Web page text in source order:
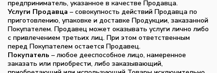
предприниматель, указанное в качестве Продавца.
Услуги Продавца – совокупность действий Продавца по
приготовлению, упаковке и доставке Продукции, заказанной
Покупателем. Продавец может оказывать услуги лично либо
с привлечением третьих лиц. При этом ответственным
перед Покупателем остается Продавец.
Покупатель – любое дееспособное лицо, намеренное
заказать или приобрести, либо заказывающий,